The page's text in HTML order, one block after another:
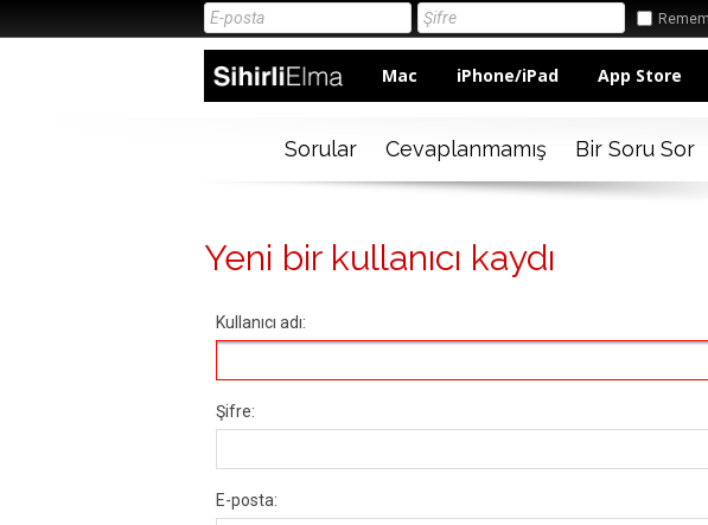
Mac iPhone/iPad App Store
Sorular Cevaplanmamış Bir Soru Sor
Yeni bir kullanıcı kaydı
Kullanıcı adı:
Şifre:
E-posta: